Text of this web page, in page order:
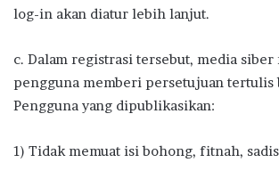
log-in akan diatur lebih lanjut.
c. Dalam registrasi tersebut, media siber
pengguna memberi persetujuan tertulis
Pengguna yang dipublikasikan:
1) Tidak memuat isi bohong, fitnah,